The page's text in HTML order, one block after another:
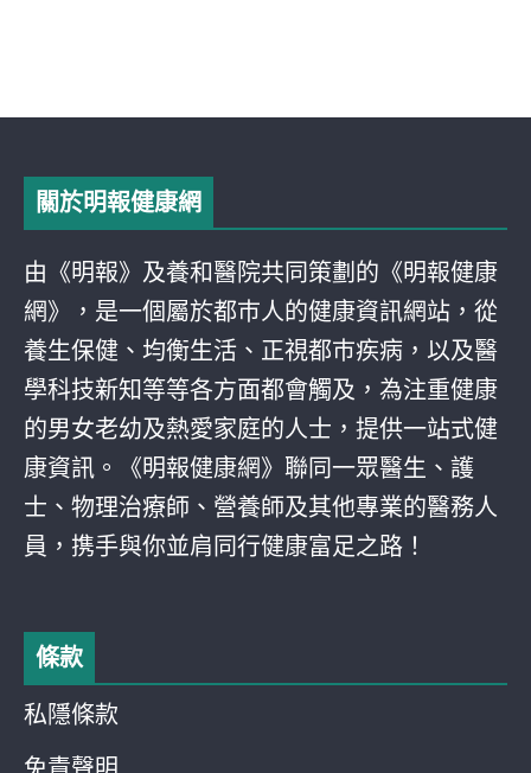
關於明報健康網
由《明報》及養和醫院共同策劃的《明報健康
網》，是一個屬於都巿人的健康資訊網站，從
養生保健、均衡生活、正視都巿疾病，以及醫
學科技新知等等各方面都會觸及，為注重健康
的男女老幼及熱愛家庭的人士，提供一站式健
康資訊。《明報健康網》聯同一眾醫生、護
士、物理治療師、營養師及其他專業的醫務人
員，携手與你並肩同行健康富足之路！
條款
私隱條款